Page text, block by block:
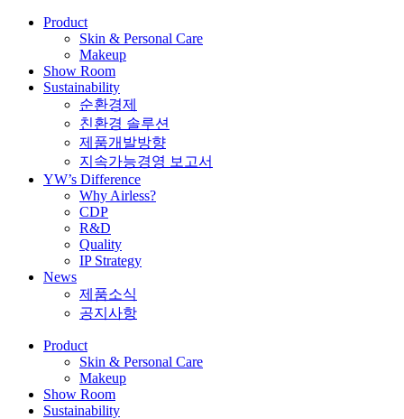
Product
Skin & Personal Care
Makeup
Show Room
Sustainability
순환경제
친환경 솔루션
제품개발방향
지속가능경영 보고서
YW’s Difference
Why Airless?
CDP
R&D
Quality
IP Strategy
News
제품소식
공지사항
Product
Skin & Personal Care
Makeup
Show Room
Sustainability